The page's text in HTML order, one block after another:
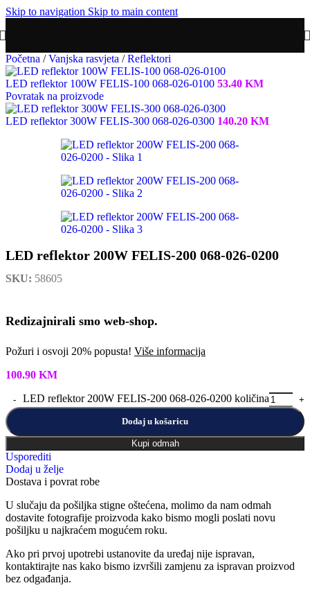
Skip to navigation Skip to main content
Početna / Vanjska rasvjeta / Reflektori
LED reflektor 100W FELIS-100 068-026-0100 53.40 KM
Povratak na proizvode
LED reflektor 300W FELIS-300 068-026-0300 140.20 KM
LED reflektor 200W FELIS-200 068-026-0200
SKU: 58605
Redizajnirali smo web-shop.
Požuri i osvoji 20% popusta! Više informacija
100.90 KM
LED reflektor 200W FELIS-200 068-026-0200 količina
Dodaj u košaricu
Kupi odmah
Usporediti
Dodaj u želje
Dostava i povrat robe
U slučaju da pošiljka stigne oštećena, molimo da nam odmah
dostavite fotografije proizvoda kako bismo mogli poslati novu
pošiljku u najkraćem mogućem roku.
Ako pri prvoj upotrebi ustanovite da uređaj nije ispravan,
kontaktirajte nas kako bismo izvršili zamjenu za ispravan proizvod
bez odgađanja.